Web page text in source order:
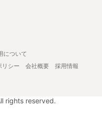
について
リシー 会社概要
採用情報
rights reserved.